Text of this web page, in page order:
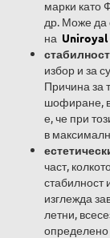
марки като
др. Може да
на Uniroyal
избор и за
Причина за
шофиране,
е, че при
в
част,
стабилност
изглежда
летни,
определено